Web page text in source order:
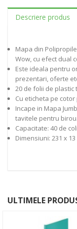
Descriere produs
Mapa din
Wow, cu efect dual
Este ideala pentru
prezentari, oferte
20 de folii de
Cu eticheta pe
Incape in Mapa
tavitele pentru birou.
Capacitate: 40 de
Dimensiuni: 231 x 13
ULTIMELE